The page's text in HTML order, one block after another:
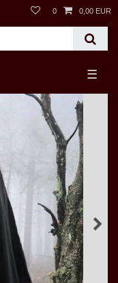
0 0,00 EUR
☰